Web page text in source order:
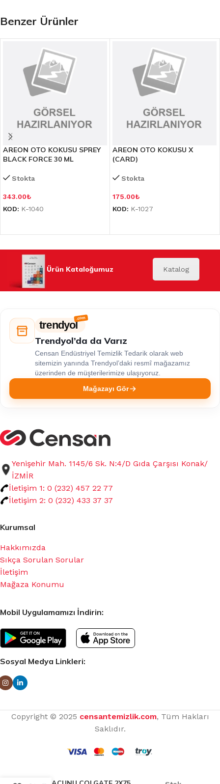
Benzer Ürünler
AREON OTO KOKUSU SPREY
BLACK FORCE 30 ML
Stokta
343.00₺
KOD: K-1040
AREON OTO KOKUSU X
(CARD)
Stokta
175.00₺
KOD: K-1027
Ürün Kataloğumuz Katalog
trendyol
Trendyol’da da Varız
Censan Endüstriyel Temizlik Tedarik olarak web
sitemizin yanında Trendyol’daki resmî mağazamız
üzerinden de müşterilerimize ulaşıyoruz.
Mağazayı Gör
Yenişehir Mah. 1145/6 Sk. N:4/D Gıda Çarşısı Konak/
İZMİR
İletişim 1: 0 (232) 457 22 77
İletişim 2: 0 (232) 433 37 37
Kurumsal
Hakkımızda
Sıkça Sorulan Sorular
İletişim
Mağaza Konumu
Mobil Uygulamamızı İndirin:
Sosyal Medya Linkleri:
Copyright © 2025 censantemizlik.com, Tüm Hakları
Saklıdır.